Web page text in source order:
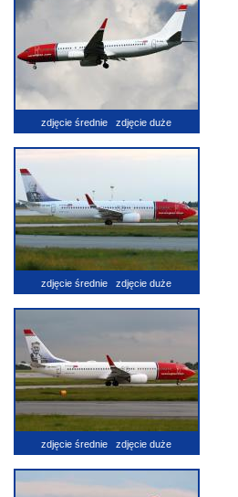
zdjęcie średnie zdjęcie duże
zdjęcie średnie zdjęcie duże
zdjęcie średnie zdjęcie duże